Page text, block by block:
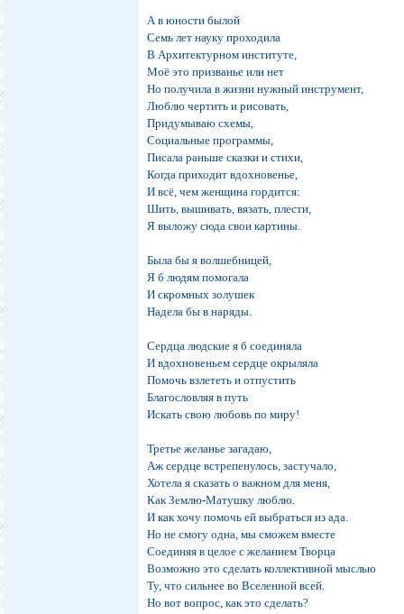
А в юности былой
Семь лет науку проходила
В Архитектурном институте,
Моё это призванье или нет
Но получила в жизни нужный инструмент,
Люблю чертить и рисовать,
Придумываю схемы,
Социальные программы,
Писала раньше сказки и стихи,
Когда приходит вдохновенье,
И всё, чем женщина гордится:
Шить, вышивать, вязать, плести,
Я выложу сюда свои картины.
Была бы я волшебницей,
Я б людям помогала
И скромных золушек
Надела бы в наряды.
Сердца людские я б соединяла
И вдохновеньем сердце окрыляла
Помочь взлететь и отпустить
Благословляя в путь
Искать свою любовь по миру!
Третье желанье загадаю,
Аж сердце встрепенулось, застучало,
Хотела я сказать о важном для меня,
Как Землю-Матушку люблю.
И как хочу помочь ей выбраться из ада.
Но не смогу одна, мы сможем вместе
Соединяя в целое с желанием Творца
Возможно это сделать коллективной мыслью
Ту, что сильнее во Вселенной всей.
Но вот вопрос, как это сделать?